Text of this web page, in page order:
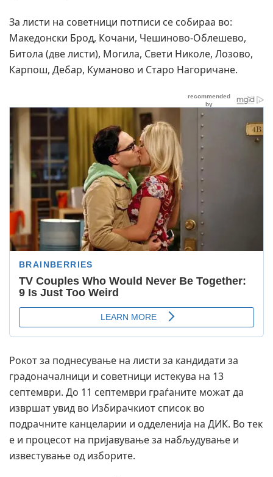
За листи на советници потписи се собираа во:
Македонски Брод, Кочани, Чешиново-Облешево,
Битола (две листи), Могила, Свети Николе, Лозово,
Карпош, Дебар, Куманово и Старо Нагоричане.
Рокот за поднесување на листи за кандидати за
градоначалници и советници истекува на 13
септември. До 11 септември граѓаните можат да
извршат увид во Избирачкиот список во
подрачните канцеларии и одделенија на ДИК. Во тек
е и процесот на пријавување за набљудување и
известување од изборите.